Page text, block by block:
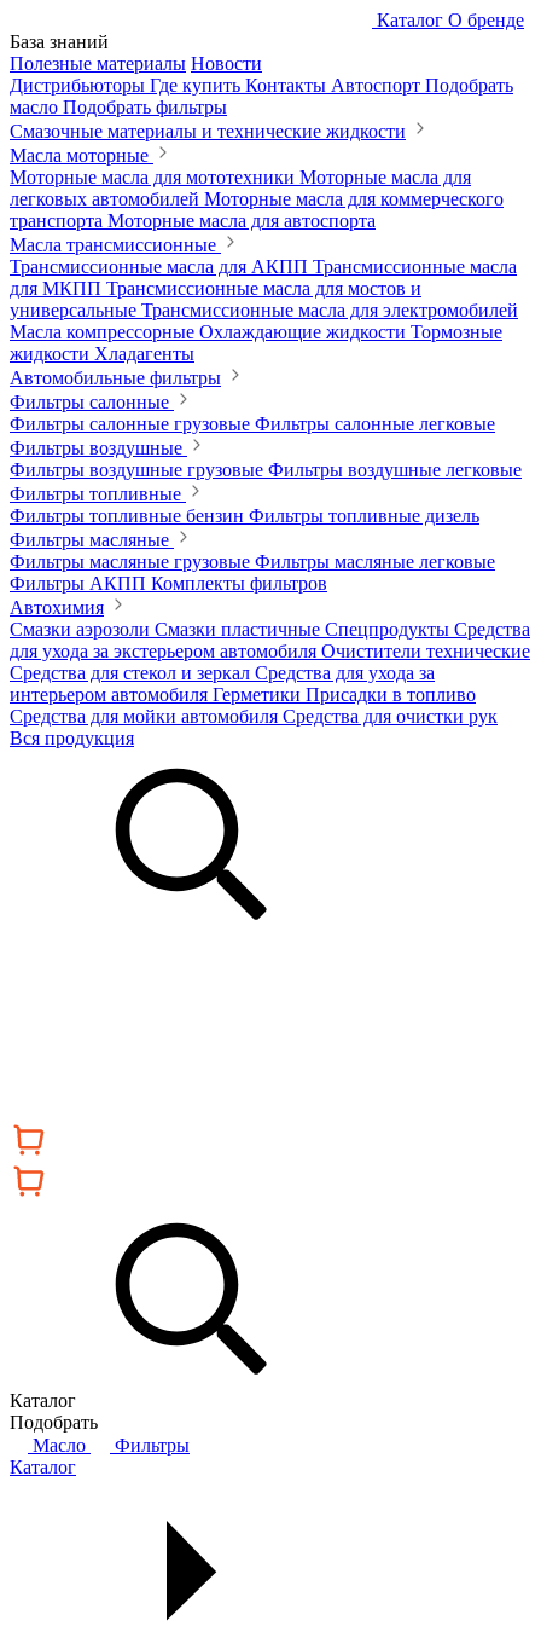
Каталог О бренде
База знаний
Полезные материалы Новости
Дистрибьюторы Где купить Контакты Автоспорт Подобрать
масло Подобрать фильтры
Смазочные материалы и технические жидкости
Масла моторные
Моторные масла для мототехники Моторные масла для
легковых автомобилей Моторные масла для коммерческого
транспорта Моторные масла для автоспорта
Масла трансмиссионные
Трансмиссионные масла для АКПП Трансмиссионные масла
для МКПП Трансмиссионные масла для мостов и
универсальные Трансмиссионные масла для электромобилей
Масла компрессорные Охлаждающие жидкости Тормозные
жидкости Хладагенты
Автомобильные фильтры
Фильтры салонные
Фильтры салонные грузовые Фильтры салонные легковые
Фильтры воздушные
Фильтры воздушные грузовые Фильтры воздушные легковые
Фильтры топливные
Фильтры топливные бензин Фильтры топливные дизель
Фильтры масляные
Фильтры масляные грузовые Фильтры масляные легковые
Фильтры АКПП Комплекты фильтров
Автохимия
Смазки аэрозоли Смазки пластичные Спецпродукты Средства
для ухода за экстерьером автомобиля Очистители технические
Средства для стекол и зеркал Средства для ухода за
интерьером автомобиля Герметики Присадки в топливо
Средства для мойки автомобиля Средства для очистки рук
Вся продукция
Каталог
Подобрать
Масло
Фильтры
Каталог